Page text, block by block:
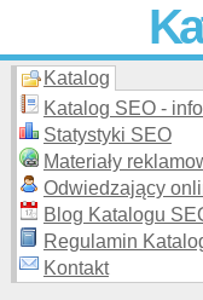
Skuteczna i
Katalog
Katalog SEO -
Statystyki SEO
Materiały
Odwiedzający
Blog Katalogu
Regulamin
Kontakt